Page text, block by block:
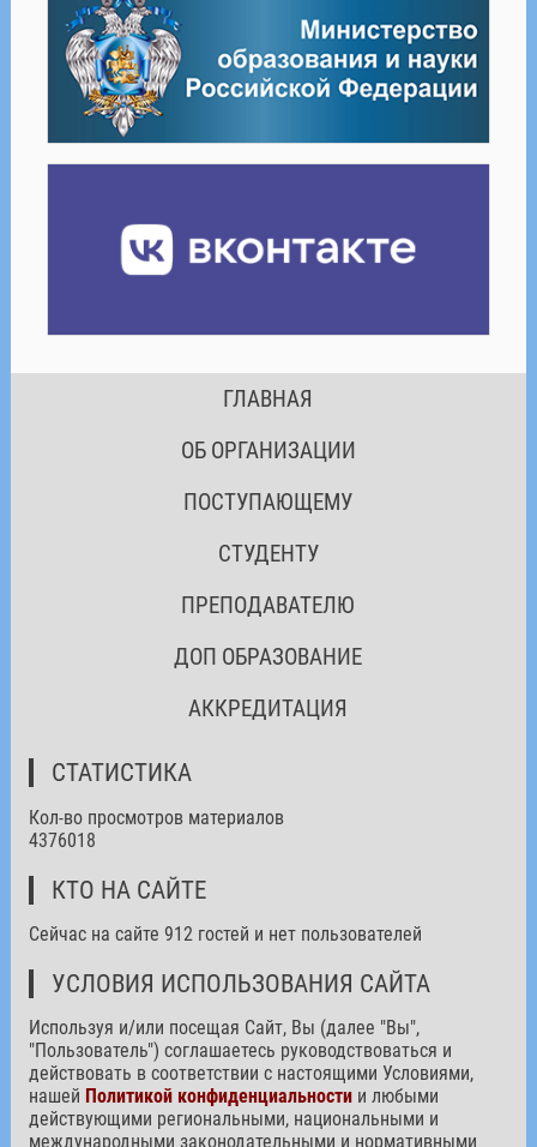
ГЛАВНАЯ
ОБ ОРГАНИЗАЦИИ
ПОСТУПАЮЩЕМУ
СТУДЕНТУ
ПРЕПОДАВАТЕЛЮ
ДОП ОБРАЗОВАНИЕ
АККРЕДИТАЦИЯ
СТАТИСТИКА
Кол-во просмотров материалов
4376018
КТО НА САЙТЕ
Сейчас на сайте 912 гостей и нет пользователей
УСЛОВИЯ ИСПОЛЬЗОВАНИЯ САЙТА
Используя и/или посещая Сайт, Вы (далее "Вы",
"Пользователь") соглашаетесь руководствоваться и
действовать в соответствии с настоящими Условиями,
нашей Политикой конфиденциальностии любыми
действующими региональными, национальными и
международными законодательными и нормативными